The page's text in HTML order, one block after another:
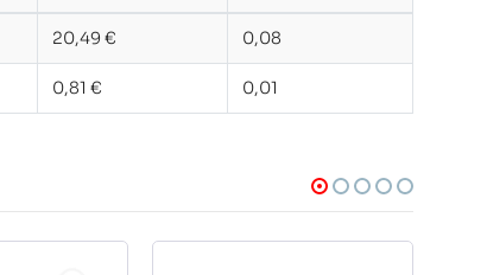
20,49 € 0,08
0,81 € 0,01